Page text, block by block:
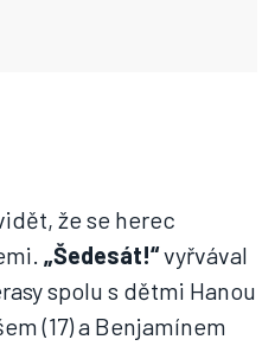
že se herec
„Šedesát!“vyřvával
spolu s dětmi Hanou
(17) a Benjamínem